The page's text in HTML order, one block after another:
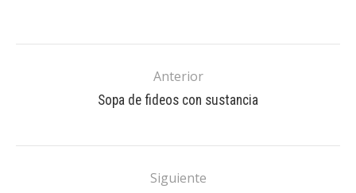
Anterior
Sopa de fideos con sustancia
Siguiente